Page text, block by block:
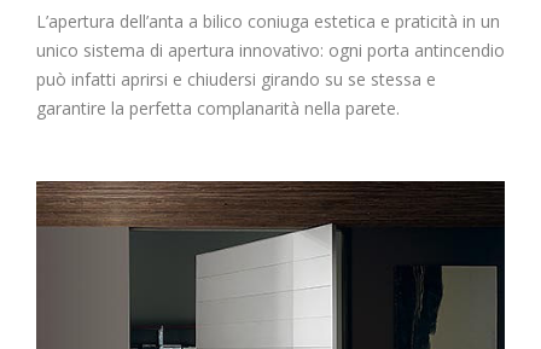
L’apertura dell’anta a bilico coniuga estetica e praticità in un
unico sistema di apertura innovativo: ogni porta antincendio
può infatti aprirsi e chiudersi girando su se stessa e
garantire la perfetta complanarità nella parete.